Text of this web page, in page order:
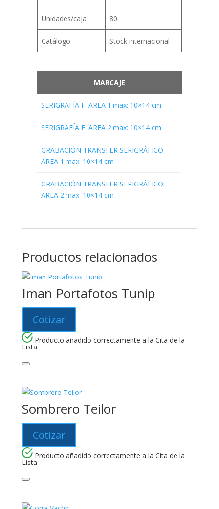
Unidades/caja 80
Catálogo Stock internacional
MARCAJE
SERIGRAFÍA F: AREA 1.max: 10×14 cm
SERIGRAFÍA F: AREA 2.max: 10×14 cm
GRABACIÓN TRANSFER SERIGRÁFICO:
AREA 1.max: 10×14 cm
GRABACIÓN TRANSFER SERIGRÁFICO:
AREA 2.max: 10×14 cm
Productos relacionados
Iman Portafotos Tunip
Cotizar
Producto añadido correctamente a la Cita de la
Lista
Sombrero Teilor
Cotizar
Producto añadido correctamente a la Cita de la
Lista